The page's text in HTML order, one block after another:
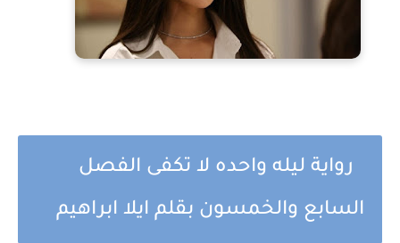
رواية ليله واحده لا تكفى الفصل
السابع والخمسون بقلم ايلا ابراهيم